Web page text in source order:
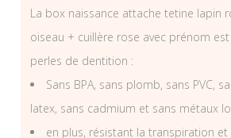
La box naissance attache tetine lapin
oiseau + cuillère rose avec prénom
perles de dentition :
Sans BPA, sans plomb, sans PVC,
latex, sans cadmium et sans métaux
en plus, résistant la transpiration et